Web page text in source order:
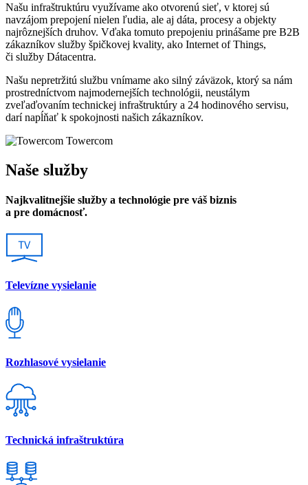
Našu infraštruktúru využívame ako otvorenú sieť, v ktorej sú
navzájom prepojení nielen ľudia, ale aj dáta, procesy a objekty
najrôznejších druhov. Vďaka tomuto prepojeniu prinášame pre B2B
zákazníkov služby špičkovej kvality, ako Internet of Things,
či služby Dátacentra.
Našu nepretržitú službu vnímame ako silný záväzok, ktorý sa nám
prostredníctvom najmodernejších technológii, neustálym
zveľaďovaním technickej infraštruktúry a 24 hodinového servisu,
darí napĺňať k spokojnosti našich zákazníkov.
Towercom
Naše služby
Najkvalitnejšie služby a technológie pre váš biznis
a pre domácnosť.
Televízne vysielanie
Rozhlasové vysielanie
Technická infraštruktúra